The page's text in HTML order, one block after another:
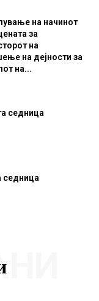
на начинот
за
на
на дејности за
на...
седница
седница